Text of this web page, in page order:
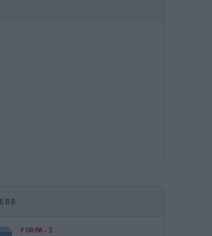
FORMA-1